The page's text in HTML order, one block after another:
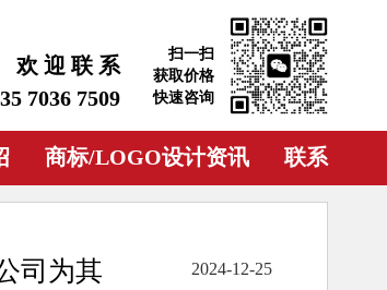
欢 迎 联 系
7036 7509
扫一扫
获取价格
快速咨询
商标/LOGO设计资讯 联系
司为其
2024-12-25